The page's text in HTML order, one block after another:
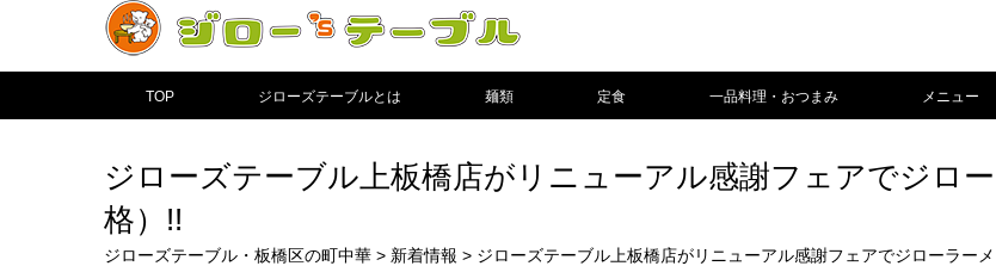
TOP ジローズテーブルとは 麺類 定食 一品料理・おつまみ メニュー
ジローズテーブル上板橋店がリニューアル感謝フェアでジロ
格）!!
ジローズテーブル・板橋区の町中華 > 新着情報 > ジローズテーブル上板橋店がリニューアル感謝フェアでジローラー